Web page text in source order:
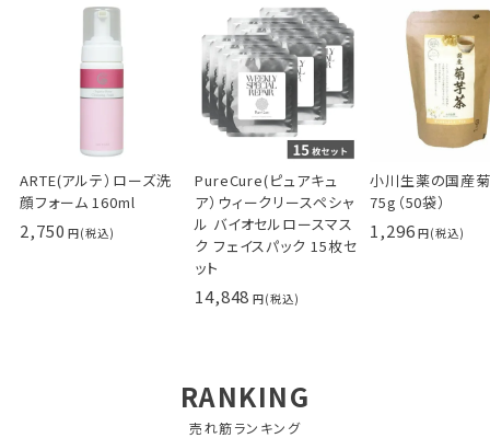
ARTE(アルテ）ローズ洗
顔フォーム 160ml
2,750
PureCure(ピュアキュ
ア）ウィークリースペシャ
ル バイオセルロースマス
ク フェイスパック 15枚セ
ット
14,848
小川生薬の国産
75g（50袋）
1,296
RANKING
売れ筋ランキング